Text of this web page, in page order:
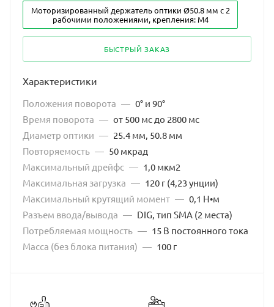
Моторизированный держатель оптики Ø50.8 мм с 2
рабочими положениями, крепления: M4
БЫСТРЫЙ ЗАКАЗ
Характеристики
Положения поворота — 0° и 90°
Время поворота — от 500 мс до 2800 мс
Диаметр оптики — 25.4 мм, 50.8 мм
Повторяемость — 50 мкрад
Максимальный дрейфc — 1,0 мкм2
Максимальная загрузка — 120 г (4,23 унции)
Максимальный крутящий момент — 0,1 Н•м
Разъем ввода/вывода — DIG, тип SMA (2 места)
Потребляемая мощность — 15 В постоянного тока
Масса (без блока питания) — 100 г